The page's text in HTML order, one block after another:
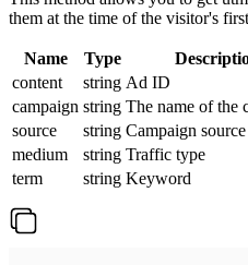
them at the time of the visitor's
Name Type
content
string Ad ID
campaign string The name of the
source
string Campaign source
medium
string Traffic type
term
string Keyword